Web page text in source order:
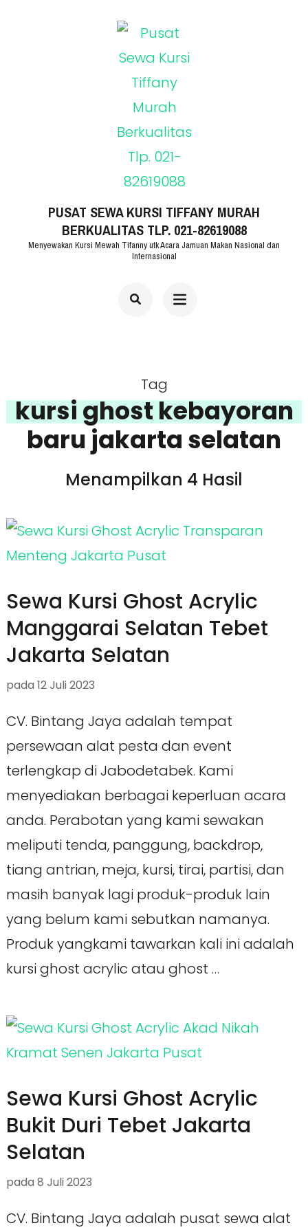
PUSAT SEWA KURSI TIFFANY MURAH
BERKUALITAS TLP. 021-82619088
Menyewakan Kursi Mewah Tifanny utk Acara Jamuan Makan Nasional dan
Internasional
Tag
kursi ghost kebayoran
baru jakarta selatan
Menampilkan 4 Hasil
Sewa Kursi Ghost Acrylic
Manggarai Selatan Tebet
Jakarta Selatan
pada 12 Juli 2023
CV. Bintang Jaya adalah tempat
persewaan alat pesta dan event
terlengkap di Jabodetabek. Kami
menyediakan berbagai keperluan acara
anda. Perabotan yang kami sewakan
meliputi tenda, panggung, backdrop,
tiang antrian, meja, kursi, tirai, partisi, dan
masih banyak lagi produk-produk lain
yang belum kami sebutkan namanya.
Produk yangkami tawarkan kali ini adalah
kursi ghost acrylic atau ghost …
Sewa Kursi Ghost Acrylic
Bukit Duri Tebet Jakarta
Selatan
pada 8 Juli 2023
CV. Bintang Jaya adalah pusat sewa alat